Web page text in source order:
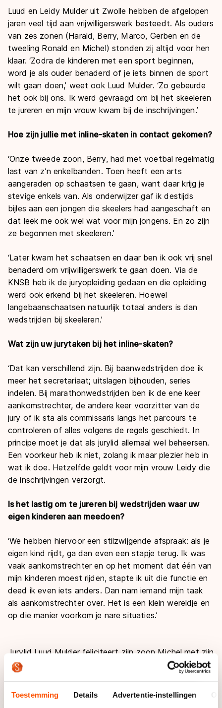
Toestemming Details Advertentie-instellingen
Luud en Leidy Mulder uit Zwolle hebben de afgelopen
jaren veel tijd aan vrijwilligerswerk besteedt. Als ouders
van zes zonen (Harald, Berry, Marco, Gerben en de
tweeling Ronald en Michel) stonden zij altijd voor hen
klaar. ‘Zodra de kinderen met een sport beginnen,
word je als ouder benaderd of je iets binnen de sport
wilt gaan doen,’ weet ook Luud Mulder. ‘Zo gebeurde
het ook bij ons. Ik werd gevraagd om bij het skeeleren
te jureren en mijn vrouw kwam bij de inschrijvingen.’
Hoe zijn jullie met inline-skaten in contact gekomen?
‘Onze tweede zoon, Berry, had met voetbal regelmatig
last van z’n enkelbanden. Toen heeft een arts
aangeraden op schaatsen te gaan, want daar krijg je
stevige enkels van. Als onderwijzer gaf ik destijds
bijles aan een jongen die skeelers had aangeschaft en
dat leek me ook wel wat voor mijn jongens. En zo zijn
ze begonnen met skeeleren.’
‘Later kwam het schaatsen en daar ben ik ook vrij snel
benaderd om vrijwilligerswerk te gaan doen. Via de
KNSB heb ik de juryopleiding gedaan en die opleiding
werd ook erkend bij het skeeleren. Hoewel
langebaanschaatsen natuurlijk totaal anders is dan
wedstrijden bij skeeleren.’
Wat zijn uw jurytaken bij het inline-skaten?
‘Dat kan verschillend zijn. Bij baanwedstrijden doe ik
meer het secretariaat; uitslagen bijhouden, series
indelen. Bij marathonwedstrijden ben ik de ene keer
aankomstrechter, de andere keer voorzitter van de
jury of ik sta als commissaris langs het parcours te
controleren of alles volgens de regels geschiedt. In
principe moet je dat als jurylid allemaal wel beheersen.
Een voorkeur heb ik niet, zolang ik maar plezier heb in
wat ik doe. Hetzelfde geldt voor mijn vrouw Leidy die
de inschrijvingen verzorgt.
Is het lastig om te jureren bij wedstrijden waar uw
eigen kinderen aan meedoen?
‘We hebben hiervoor een stilzwijgende afspraak: als je
eigen kind rijdt, ga dan even een stapje terug. Ik was
vaak aankomstrechter en op het moment dat één van
mijn kinderen moest rijden, stapte ik uit die functie en
deed ik even iets anders. Dan nam iemand mijn taak
als aankomstrechter over. Het is een klein wereldje en
op die manier voorkom je nare situaties.’
Jurylid Luud Mulder feliciteert zijn zoon Michel met zijn
overwinning tijdens het NK inline-skaten 2010 | Foto:
Schaatsen of inline-skaten?